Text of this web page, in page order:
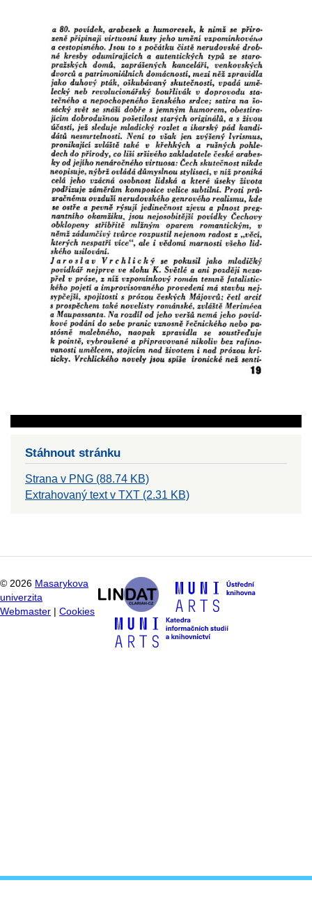
Stáhnout stránku
Strana v PNG (88.74 KB)
Extrahovaný text v TXT (2.31 KB)
© 2026 Masarykova
univerzita
Webmaster
Cookies